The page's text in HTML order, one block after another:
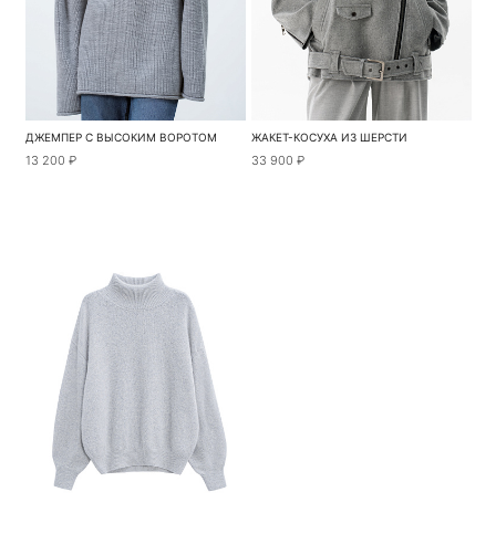
ДЖЕМПЕР С ВЫСОКИМ ВОРОТОМ
13 200 ₽
ЖАКЕТ-КОСУХА ИЗ ШЕРСТИ
33 900 ₽